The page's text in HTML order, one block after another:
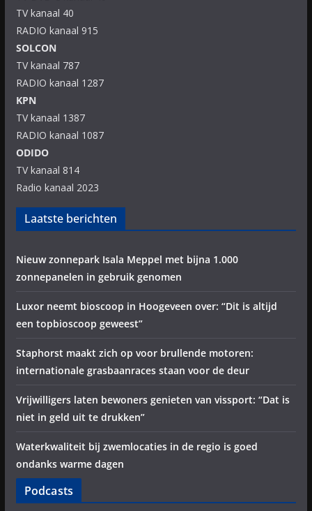
TV kanaal 40
RADIO kanaal 915
SOLCON
TV kanaal 787
RADIO kanaal 1287
KPN
TV kanaal 1387
RADIO kanaal 1087
ODIDO
TV kanaal 814
Radio kanaal 2023
Laatste berichten
Nieuw zonnepark Isala Meppel met bijna 1.000
zonnepanelen in gebruik genomen
Luxor neemt bioscoop in Hoogeveen over: “Dit is altijd
een topbioscoop geweest”
Staphorst maakt zich op voor brullende motoren:
internationale grasbaanraces staan voor de deur
Vrijwilligers laten bewoners genieten van vissport: “Dat is
niet in geld uit te drukken”
Waterkwaliteit bij zwemlocaties in de regio is goed
ondanks warme dagen
Podcasts